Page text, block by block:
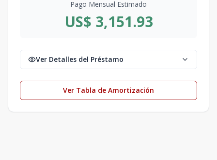
Pago Mensual Estimado
US$ 3,151.93
Ver Detalles del Préstamo
Ver Tabla de Amortización